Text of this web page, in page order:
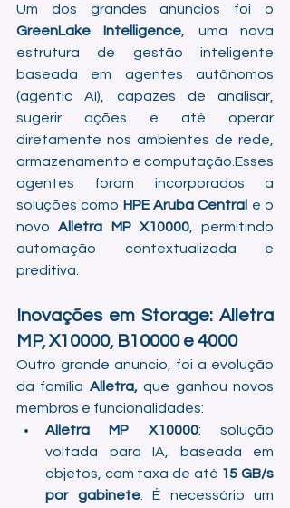
GreenLake Intelligence , uma nova
estrutura de gestão inteligente
baseada em agentes autônomos
(agentic AI), capazes de analisar,
sugerir ações e até operar
diretamente nos ambientes de rede,
armazenamento e computação.Esses
agentes foram incorporados a
soluções como HPE Aruba Central e o
novo Alletra MP X10000, permitindo
automação contextualizada e
preditiva.
Inovações em Storage: Alletra
MP, X10000, B10000 e 4000
Outro grande anuncio, foi a evolução
da família Alletra, que ganhou novos
membros e funcionalidades:
Alletra MP X10000: solução
voltada para IA, baseada em
objetos, com taxa de até 15 GB/s
por gabinete. É necessário um